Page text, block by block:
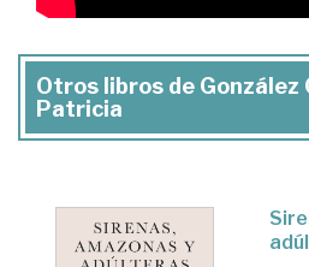
Otros libros de González
Patricia